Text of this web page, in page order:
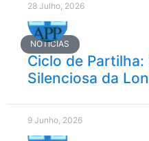
28 Julho, 2026
NOTÍCIAS
Ciclo de Partilha:
Silenciosa da
9 Junho, 2026